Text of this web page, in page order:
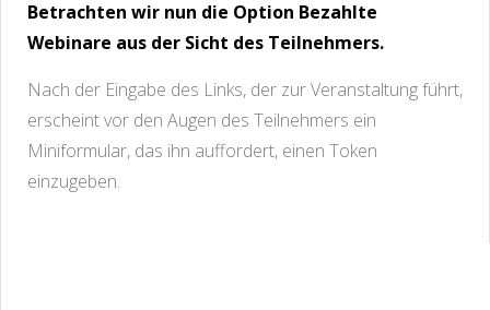
Betrachten wir nun die Option Bezahlte
Webinare aus der Sicht des Teilnehmers.
Nach der Eingabe des Links, der zur Veranstaltung führt,
erscheint vor den Augen des Teilnehmers ein
Miniformular, das ihn auffordert, einen Token
einzugeben.